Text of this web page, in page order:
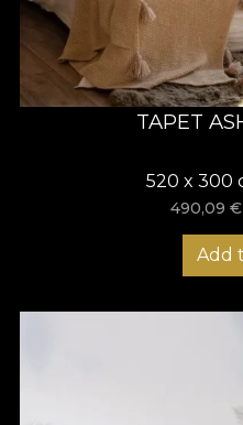
TAPET
520 x 300
490,09€
Add